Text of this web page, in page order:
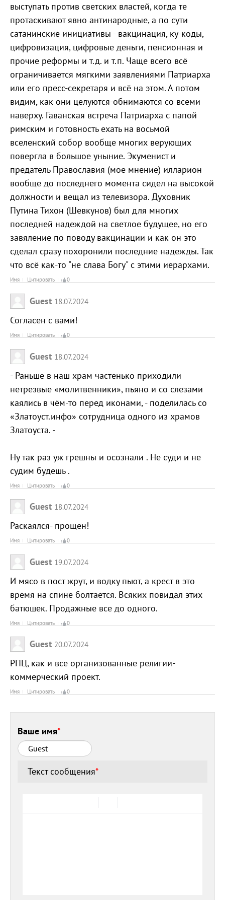
выступать против светских властей, когда те
протаскивают явно антинародные, а по сути
сатанинские инициативы - вакцинация, ку-коды,
цифровизация, цифровые деньги, пенсионная и
прочие реформы и т.д. и т.п. Чаще всего всё
ограничивается мягкими заявлениями Патриарха
или его пресс-секретаря и всё на этом. А потом
видим, как они целуются-обнимаются со всеми
наверху. Гаванская встреча Патриарха с папой
римским и готовность ехать на восьмой
вселенский собор вообще многих верующих
повергла в большое уныние. Экуменист и
предатель Православия (мое мнение) илларион
вообще до последнего момента сидел на высокой
должности и вещал из телевизора. Духовник
Путина Тихон (Шевкунов) был для многих
последней надеждой на светлое будущее, но его
завяление по поводу вакцинации и как он это
сделал сразу похоронили последние надежды. Так
что всё как-то "не слава Богу" с этими иерархами.
Имя Цитировать 0
Guest 18.07.2024
Согласен с вами!
Имя Цитировать 0
Guest 18.07.2024
- Раньше в наш храм частенько приходили
нетрезвые «молитвенники», пьяно и со слезами
каялись в чём-то перед иконами, - поделилась со
«Златоуст.инфо» сотрудница одного из храмов
Златоуста. -
Ну так раз уж грешны и осознали . Не суди и не
судим будешь .
Имя Цитировать 0
Guest 18.07.2024
Раскаялся- прощен!
Имя Цитировать 0
Guest 19.07.2024
И мясо в пост жрут, и водку пьют, а крест в это
время на спине болтается. Всяких повидал этих
батюшек. Продажные все до одного.
Имя Цитировать 0
Guest 20.07.2024
РПЦ, как и все организованные религии-
коммерческий проект.
Имя Цитировать 0
Ваше имя*
Текст сообщения*